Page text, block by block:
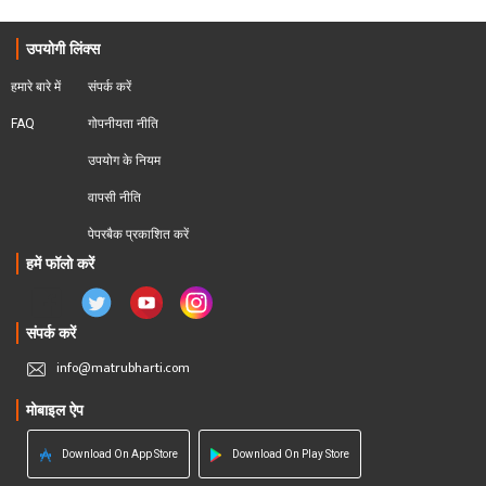
उपयोगी लिंक्स
हमारे बारे में
FAQ
संपर्क करें
गोपनीयता नीति
उपयोग के नियम
वापसी नीति
पेपरबैक प्रकाशित करें
हमें फॉलो करें
संपर्क करें
info@matrubharti.com
मोबाइल ऐप
Download On App Store Download On Play Store